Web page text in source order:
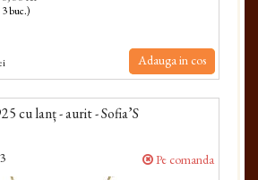
buc.)
Adauga in cos
cu lanț - aurit - Sofia’S
Pe comanda